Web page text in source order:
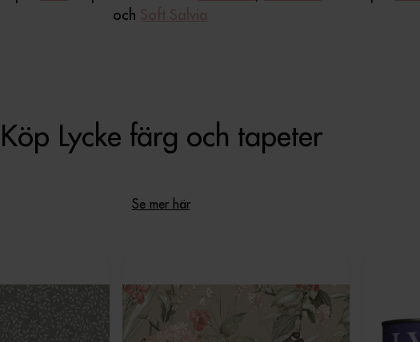
och
Köp Lycke färg och tapeter
Se mer här